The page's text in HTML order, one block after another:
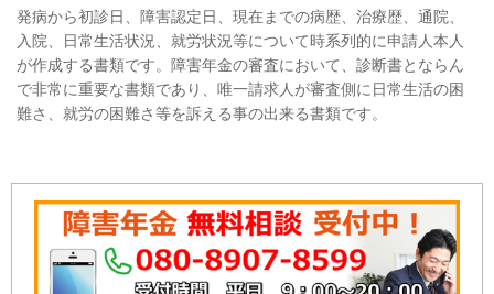
発病から初診日、障害認定日、現在までの病歴、治療歴、通院、
入院、日常生活状況、就労状況等について時系列的に申請人本人
が作成する書類です。障害年金の審査において、診断書とならん
で非常に重要な書類であり、唯一請求人が審査側に日常生活の困
難さ、就労の困難さ等を訴える事の出来る書類です。